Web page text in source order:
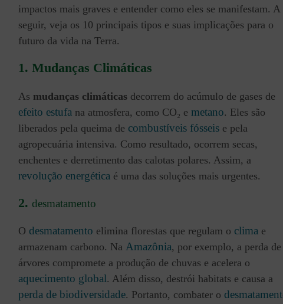
impactos mais graves e entender como eles se manifestam. A
seguir, veja os 10 principais tipos e suas implicações para o
futuro da vida na Terra.
1. Mudanças Climáticas
As mudanças climáticas decorrem do acúmulo de gases de
efeito estufa na atmosfera, como CO₂ e metano. Eles são
liberados pela queima de combustíveis fósseis e pela
agropecuária intensiva. Como resultado, ocorrem secas,
enchentes e derretimento das calotas polares. Assim, a
revolução energética é uma das soluções mais urgentes.
2. desmatamento
O desmatamento elimina florestas que regulam o clima e
armazenam carbono. Na Amazônia, por exemplo, a perda de
árvores compromete a produção de chuvas e acelera o
aquecimento global. Além disso, destrói habitats e causa a
perda de biodiversidade. Portanto, combater o